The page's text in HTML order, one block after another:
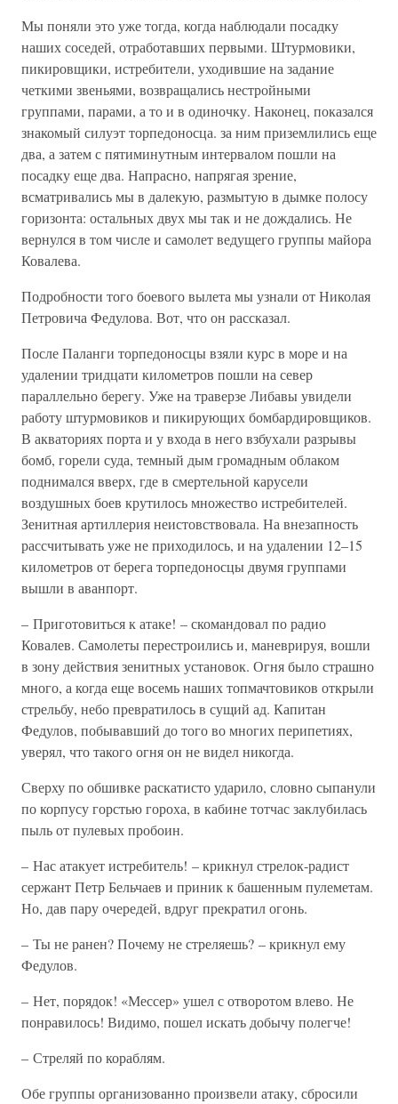
Мы поняли это уже тогда, когда наблюдали посадку
наших соседей, отработавших первыми. Штурмовики,
пикировщики, истребители, уходившие на задание
четкими звеньями, возвращались нестройными
группами, парами, а то и в одиночку. Наконец, показался
знакомый силуэт торпедоносца. за ним приземлились еще
два, а затем с пятиминутным интервалом пошли на
посадку еще два. Напрасно, напрягая зрение,
всматривались мы в далекую, размытую в дымке полосу
горизонта: остальных двух мы так и не дождались. Не
вернулся в том числе и самолет ведущего группы майора
Ковалева.
Подробности того боевого вылета мы узнали от Николая
Петровича Федулова. Вот, что он рассказал.
После Паланги торпедоносцы взяли курс в море и на
удалении тридцати километров пошли на север
параллельно берегу. Уже на траверзе Либавы увидели
работу штурмовиков и пикирующих бомбардировщиков.
В акваториях порта и у входа в него взбухали разрывы
бомб, горели суда, темный дым громадным облаком
поднимался вверх, где в смертельной карусели
воздушных боев крутилось множество истребителей.
Зенитная артиллерия неистовствовала. На внезапность
рассчитывать уже не приходилось, и на удалении 12–15
километров от берега торпедоносцы двумя группами
вышли в аванпорт.
– Приготовиться к атаке! – скомандовал по радио
Ковалев. Самолеты перестроились и, маневрируя, вошли
в зону действия зенитных установок. Огня было страшно
много, а когда еще восемь наших топмачтовиков открыли
стрельбу, небо превратилось в сущий ад. Капитан
Федулов, побывавший до того во многих перипетиях,
уверял, что такого огня он не видел никогда.
Сверху по обшивке раскатисто ударило, словно сыпанули
по корпусу горстью гороха, в кабине тотчас заклубилась
пыль от пулевых пробоин.
– Нас атакует истребитель! – крикнул стрелок-радист
сержант Петр Бельчаев и приник к башенным пулеметам.
Но, дав пару очередей, вдруг прекратил огонь.
– Ты не ранен? Почему не стреляешь? – крикнул ему
Федулов.
– Нет, порядок! «Мессер» ушел с отворотом влево. Не
понравилось! Видимо, пошел искать добычу полегче!
– Стреляй по кораблям.
Обе группы организованно произвели атаку, сбросили